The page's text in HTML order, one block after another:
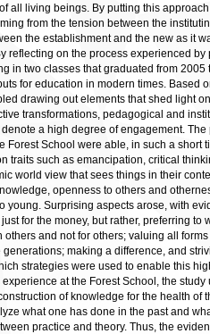
all living beings. By putting this
from the tension between the
the establishment and the new as it
reflecting on the process experienced
in two classes that graduated from 2005
for education in modern times. Based
drawing out elements that shed light
transformations, pedagogical and
a high degree of engagement.
Forest School were able, in such a short
traits such as emancipation, critical
world view that sees things in their
openness to others and
young. Surprising aspects arose, with
for the money, but rather, preferring to
others and not for others; valuing all
making a difference, and
strategies were used to enable this
at the Forest School, the
of knowledge for the health of
what one has done in the past and
practice and theory. Thus, the